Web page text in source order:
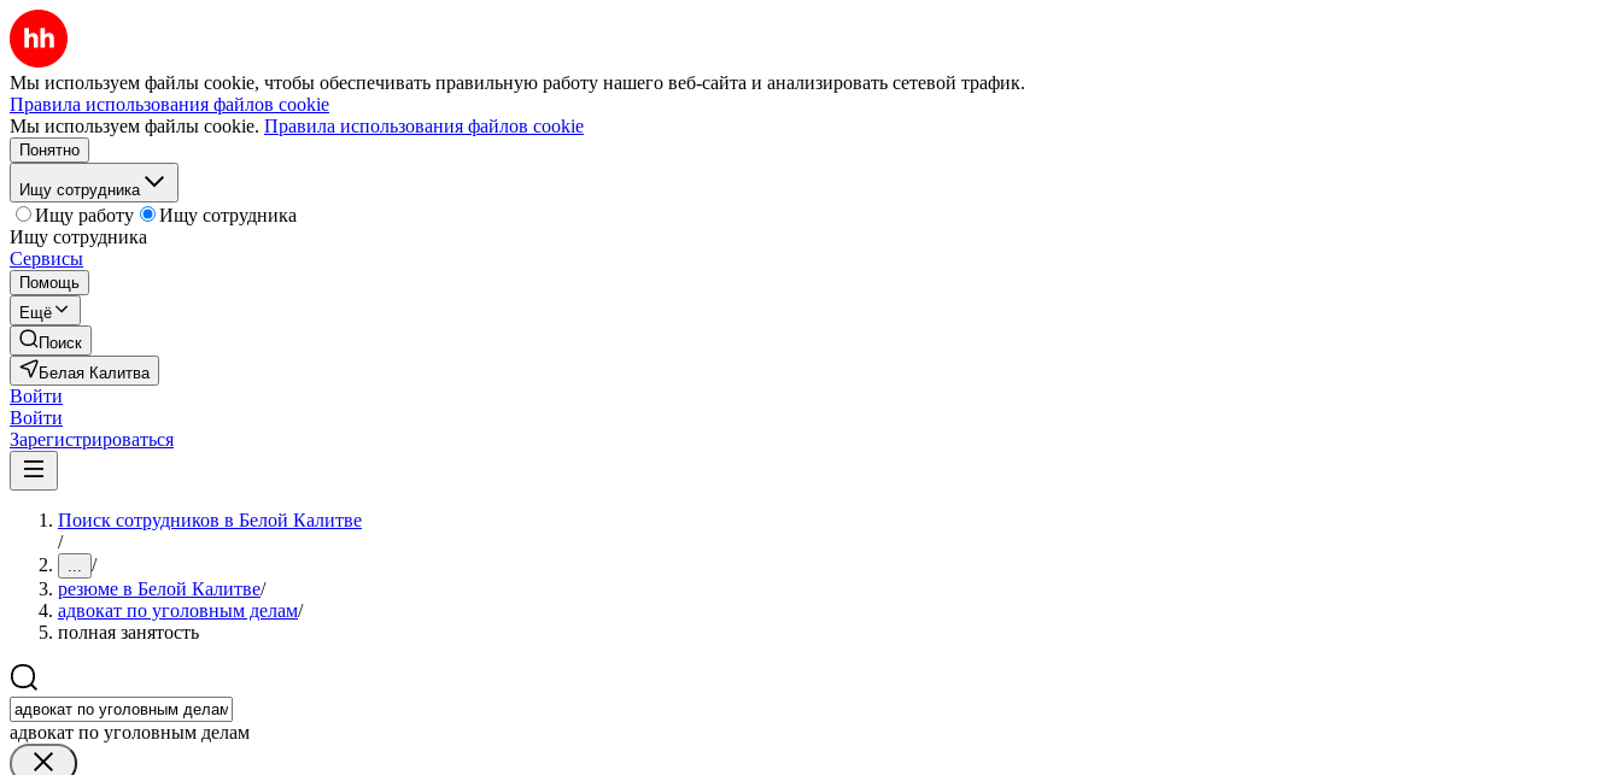
Мы используем файлы cookie, чтобы обеспечивать правильную работу нашего веб-сайта и анализировать сетевой трафик.
Правила использования файлов cookie
Мы используем файлы cookie. Правила использования файлов cookie
Понятно
Ищу сотрудника
Ищу работу
Ищу сотрудника
Ищу сотрудника
Сервисы
Помощь
Ещё
Поиск
Белая Калитва
Войти
Войти
Зарегистрироваться
Поиск сотрудников в Белой Калитве
/
... /
резюме в Белой Калитве/
адвокат по уголовным делам/
полная занятость
адвокат по уголовным делам